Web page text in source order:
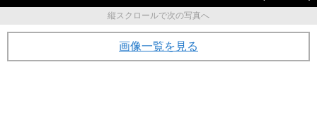
縦スクロールで次の写真へ
画像一覧を見る